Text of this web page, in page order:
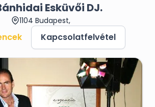
Esküvői DJ.
1104 Budapest,
Kapcsolatfelvétel